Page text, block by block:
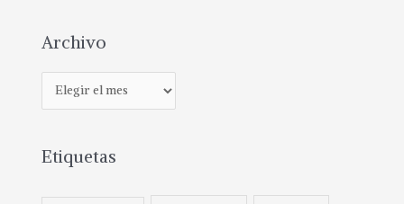
Archivo
r
h
Etiquetas